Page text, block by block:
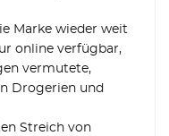
Marke wieder weit
online verfügbar,
vermutete,
Drogerien und
Streich von